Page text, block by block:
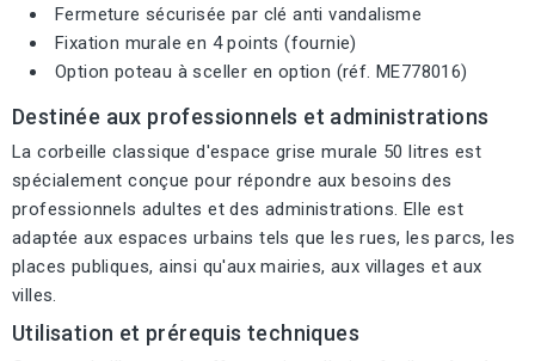
Fermeture sécurisée par clé anti vandalisme
Fixation murale en 4 points (fournie)
Option poteau à sceller en option (réf. ME778016)
Destinée aux professionnels et administrations
La corbeille classique d'espace grise murale 50 litres est
spécialement conçue pour répondre aux besoins des
professionnels adultes et des administrations. Elle est
adaptée aux espaces urbains tels que les rues, les parcs, les
places publiques, ainsi qu'aux mairies, aux villages et aux
villes.
Utilisation et prérequis techniques